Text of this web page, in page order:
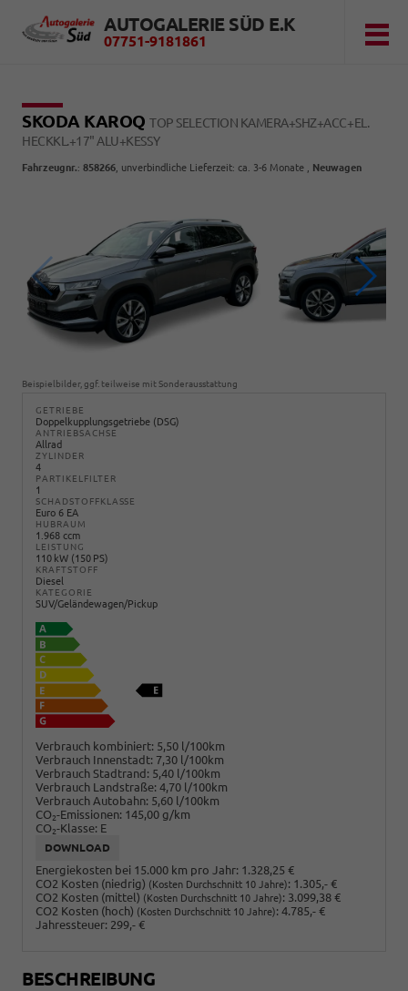
AUTOGALERIE SÜD E.K
07751-9181861
SKODA KAROQTOP SELECTION KAMERA+SHZ+ACC+EL.
HECKKL.+17" ALU+KESSY
Fahrzeugnr.: 858266 , unverbindliche Lieferzeit: ca. 3-6 Monate , Neuwagen
Beispielbilder, ggf. teilweise mit Sonderausstattung
GETRIEBE
Doppelkupplungsgetriebe (DSG)
ANTRIEBSACHSE
Allrad
ZYLINDER
4
PARTIKELFILTER
1
SCHADSTOFFKLASSE
Euro 6 EA
HUBRAUM
1.968 ccm
LEISTUNG
110 kW (150 PS)
KRAFTSTOFF
Diesel
KATEGORIE
SUV/Geländewagen/Pickup
Verbrauch kombiniert: 5,50 l/100km
Verbrauch Innenstadt: 7,30 l/100km
Verbrauch Stadtrand: 5,40 l/100km
Verbrauch Landstraße: 4,70 l/100km
Verbrauch Autobahn: 5,60 l/100km
CO2-Emissionen: 145,00 g/km
CO2-Klasse: E
DOWNLOAD
Energiekosten bei 15.000 km pro Jahr: 1.328,25 €
CO2 Kosten (niedrig) (Kosten Durchschnitt 10 Jahre): 1.305,- €
CO2 Kosten (mittel) (Kosten Durchschnitt 10 Jahre): 3.099,38 €
CO2 Kosten (hoch) (Kosten Durchschnitt 10 Jahre): 4.785,- €
Jahressteuer: 299,- €
BESCHREIBUNG